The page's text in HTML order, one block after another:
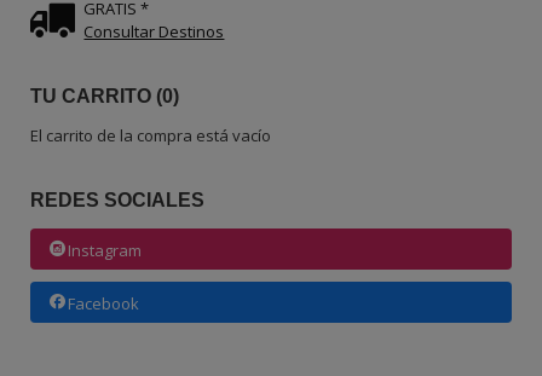
GRATIS *
Consultar Destinos
TU CARRITO (0)
El carrito de la compra está vacío
REDES SOCIALES
Instagram
Facebook